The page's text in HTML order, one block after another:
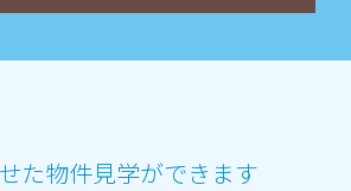
た物件見学ができます